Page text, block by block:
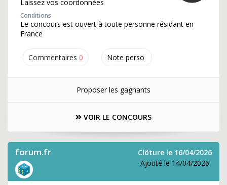
Commentaires 0 Note perso
Laissez vos coordonnées
Conditions
Le concours est ouvert à toute personne résidant en
France
Proposer les gagnants
VOIR LE CONCOURS
forum.fr
Clôture le 16/04/2026
Ajouté le 14/04/2026